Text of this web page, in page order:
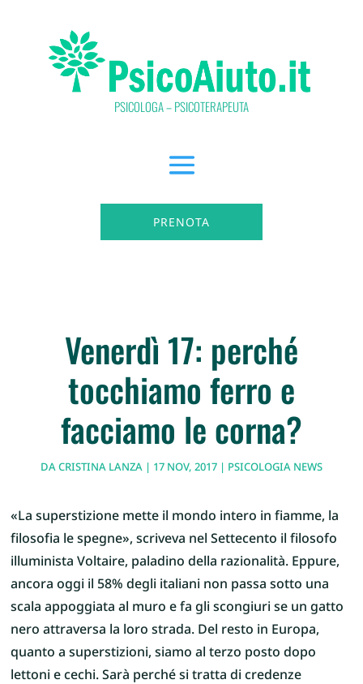
PSICOLOGA – PSICOTERAPEUTA
PRENOTA
Venerdì 17: perché
tocchiamo ferro e
facciamo le corna?
DACRISTINA LANZA| 17 NOV, 2017| PSICOLOGIA NEWS
«La superstizione mette il mondo intero in fiamme, la
filosofia le spegne», scriveva nel Settecento il filosofo
illuminista Voltaire, paladino della razionalità. Eppure,
ancora oggi il 58% degli italiani non passa sotto una
scala appoggiata al muro e fa gli scongiuri se un gatto
nero attraversa la loro strada. Del resto in Europa,
quanto a superstizioni, siamo al terzo posto dopo
lettoni e cechi. Sarà perché si tratta di credenze